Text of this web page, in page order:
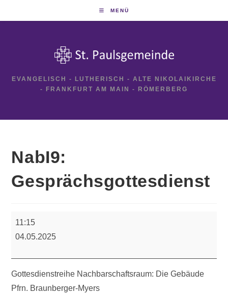
MENÜ
EVANGELISCH - LUTHERISCH - ALTE NIKOLAIKIRCHE
- FRANKFURT AM MAIN - RÖMERBERG
NabI9:
Gesprächsgottesdienst
11:15
04.05.2025
Gottesdienstreihe Nachbarschaftsraum: Die Gebäude
Pfrn. Braunberger-Myers